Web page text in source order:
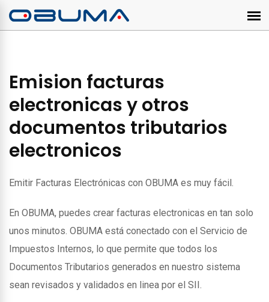
Emision facturas
electronicas y otros
documentos tributarios
electronicos
Emitir Facturas Electrónicas con OBUMA es muy fácil.
En OBUMA, puedes crear facturas electronicas en tan solo
unos minutos. OBUMA está conectado con el Servicio de
Impuestos Internos, lo que permite que todos los
Documentos Tributarios generados en nuestro sistema
sean revisados y validados en linea por el SII.